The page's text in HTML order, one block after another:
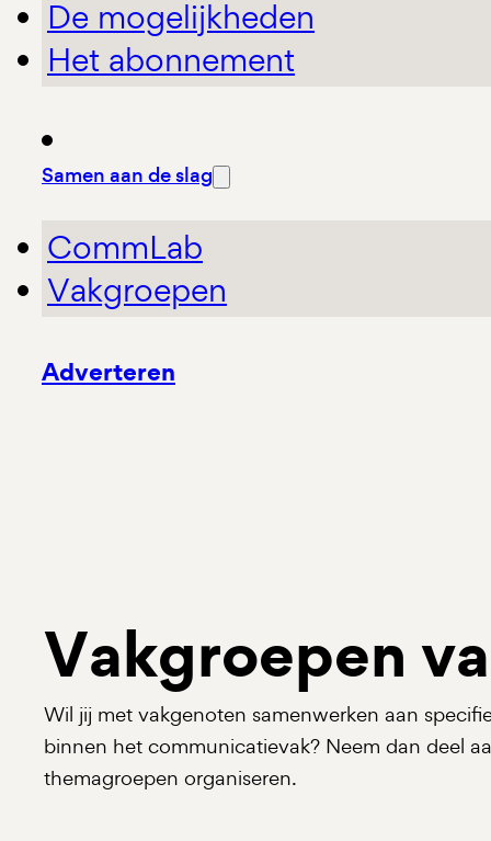
De mogelijkheden
Het abonnement
Samen aan de slag
CommLab
Vakgroepen
Adverteren
Vakgroepen
Wil jij met vakgenoten samenwerken aan
binnen het communicatievak? Neem dan deel
themagroepen organiseren.